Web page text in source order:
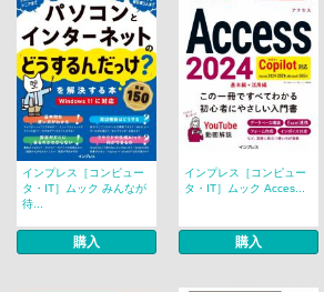
インプレス［コンピュー
タ・IT］ムック みんなが
待...
購入
インプレス［コンピュー
タ・IT］ムック Acces...
購入